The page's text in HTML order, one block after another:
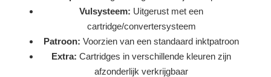
Vulsysteem: Uitgerust met een
cartridge/convertersysteem
Patroon: Voorzien van een standaard inktpatroon
Extra: Cartridges in verschillende kleuren zijn
afzonderlijk verkrijgbaar